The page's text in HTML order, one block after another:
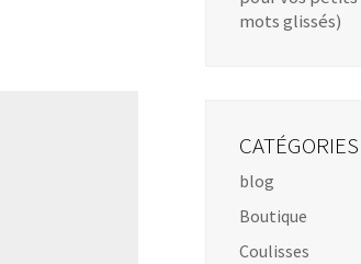
mots glissés)
CATÉGORIES
blog
Boutique
Coulisses